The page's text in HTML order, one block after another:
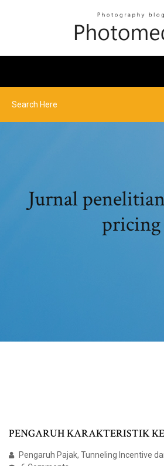
Jurnal
pricing
PENGARUH KARAKTERISTIK
Pengaruh Pajak, Tunneling Incentive